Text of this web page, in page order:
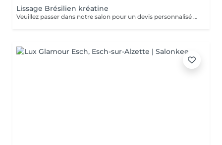
Lissage Brésilien kréatine
Veuillez passer dans notre salon pour un devis personnalisé gratuit